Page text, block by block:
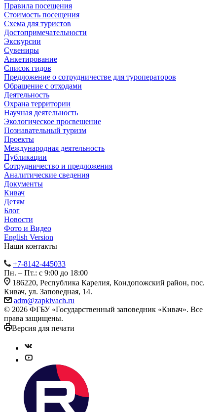
Правила посещения
Стоимость посещения
Схема для туристов
Достопримечательности
Экскурсии
Сувениры
Анкетирование
Список гидов
Предложение о сотрудничестве для туроператоров
Обращение с отходами
Деятельность
Охрана территории
Научная деятельность
Экологическое просвещение
Познавательный туризм
Проекты
Международная деятельность
Публикации
Сотрудничество и предложения
Аналитические сведения
Документы
Кивач
Детям
Блог
Новости
Фото и Видео
English Version
Наши контакты
+7-8142-445033
Пн. – Пт.: с 9:00 до 18:00
186220, Республика Карелия, Кондопожский район, пос.
Кивач, ул. Заповедная, 14.
adm@zapkivach.ru
© 2026 ФГБУ «Государственный заповедник «Кивач». Все
права защищены.
Версия для печати